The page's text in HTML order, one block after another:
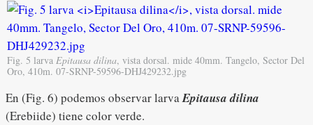
Fig. 5 larva Epitausa dilina, vista dorsal. mide 40mm. Tangelo, Sector Del
Oro, 410m. 07-SRNP-59596-DHJ429232.jpg
En (Fig. 6) podemos observar larvaEpitausa dilina
(Erebiide) tiene color verde.